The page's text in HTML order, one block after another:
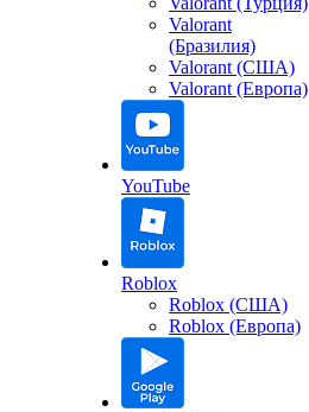
Valorant
(Бразилия)
Valorant (США)
Valorant (Европа)
YouTube
Roblox
Roblox (США)
Roblox (Европа)